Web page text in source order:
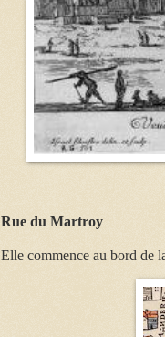
Rue du Martroy
Elle commence au bord de